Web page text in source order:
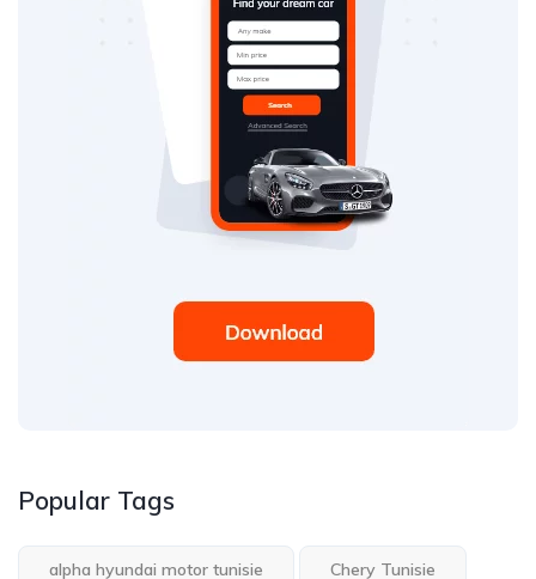
Popular Tags
alpha hyundai motor tunisie Chery Tunisie